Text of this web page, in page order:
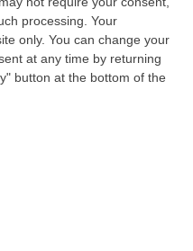
processing. Your
only. You can change your
at any time by returning
button at the bottom of the
di Ricerca
dalla Ficog
Oncology
Italiana di